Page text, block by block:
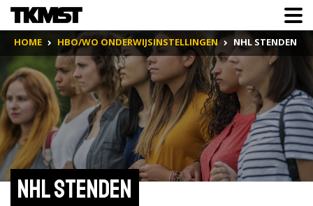
HOME HBO/WO ONDERWIJSINSTELLINGEN NHL STENDEN
NHL Stenden